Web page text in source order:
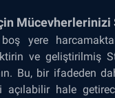
Mücevherlerinizi
yere
ve geliştirilmiş
Bu, bir ifadeden
açılabilir hale